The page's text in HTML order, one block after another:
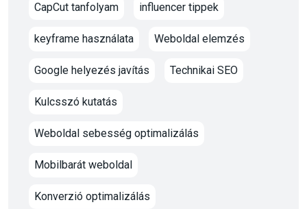
CapCut tanfolyam influencer tippek
keyframe használata Weboldal elemzés
Google helyezés javítás Technikai SEO
Kulcsszó kutatás
Weboldal sebesség optimalizálás
Mobilbarát weboldal
Konverzió optimalizálás